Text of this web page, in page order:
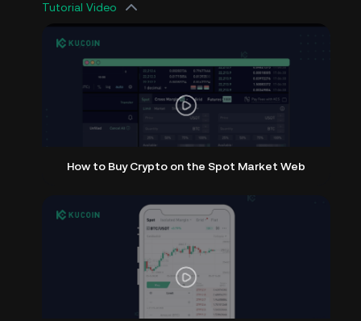
Tutorial Video
How to Buy Crypto on the Spot Market Web